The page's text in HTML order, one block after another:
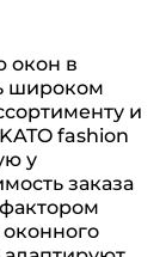
окон в
широком
и
fashion
у
заказа